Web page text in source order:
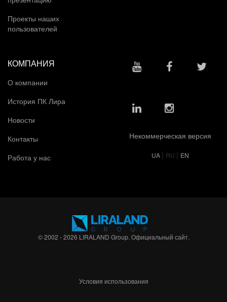
Проекты наших
пользователей
КОМПАНИЯ
О компании
История ПК Лира
Новости
Контакты
Работа у нас
Некоммерческая версия
UA | RU | EN
© 2002 - 2026 LIRALAND Group. Официальный сайт.
Условия использования